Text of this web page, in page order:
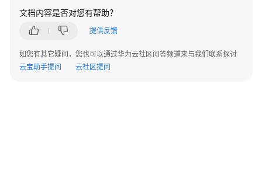
置
指
工
具
文档内容是否对您有帮助？
提供反馈
如您有其它疑问，您也可以通过华为云社区问答频道来与我们联系探讨
云宝助手提问
云社区提问